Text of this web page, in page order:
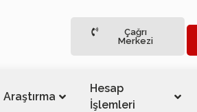
Çağrı
Merkezi
Araştırma
Hesap
İşlemleri